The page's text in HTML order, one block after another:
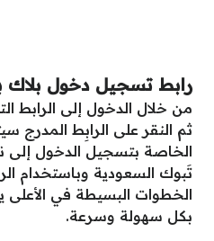
رابط تسجيل دخول بلاك
من خلال الدخول إلى الرابط
ثم النقر على الرابِط المدرج
الخاصة بتسجيل الدخول إلى
تَبوك السعودية وباستخدام
الخطوات البسيطة في الأعلى
بكل سهولة وسرعة.